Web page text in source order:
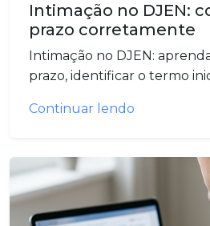
Intimação no DJEN:
prazo corretamente
Intimação no DJEN:
prazo, identificar o termo
Continuar lendo